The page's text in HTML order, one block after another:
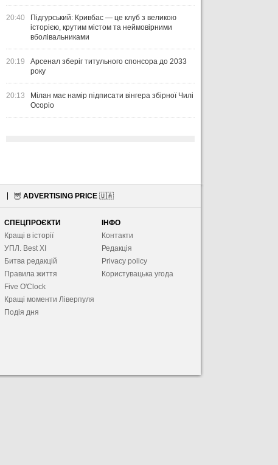
20:40
Підгурський: Кривбас — це клуб з великою
історією, крутим містом та неймовірними
вболівальниками
20:19
Арсенал зберіг титульного спонсора до 2033
року
20:13
Мілан має намір підписати вінгера збірної Чилі
Осоріо
🦉 ADVERTISING PRICE 🇺🇦
СПЕЦПРОЄКТИ
Кращі в історії
УПЛ. Best XІ
Битва редакцій
Правила життя
Five O'Clock
Кращі моменти Ліверпуля
Подія дня
ІНФО
Контакти
Редакція
Privacy policy
Користувацька угода